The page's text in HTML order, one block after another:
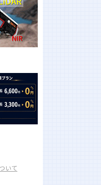
」での メールを
場合は、変更等のご対
手数をおかけしますが、
し上げます。
・復興事業に対する支
から本格化する復旧・
成します
状況は
を開始いたします。
式の検定の中止
いて